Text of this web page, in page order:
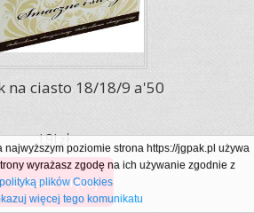
na ciasto 18/18/9 a'50
1,91 zł
Zobacz więcej
najwyższym poziomie strona https://jgpak.pl używa
wyrażasz zgodę na ich używanie zgodnie z
polityką plików Cookies
więcej tego komunikatu